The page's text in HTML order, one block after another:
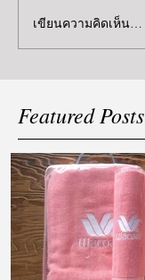
เขียนความคิดเห็น…
Featured Posts